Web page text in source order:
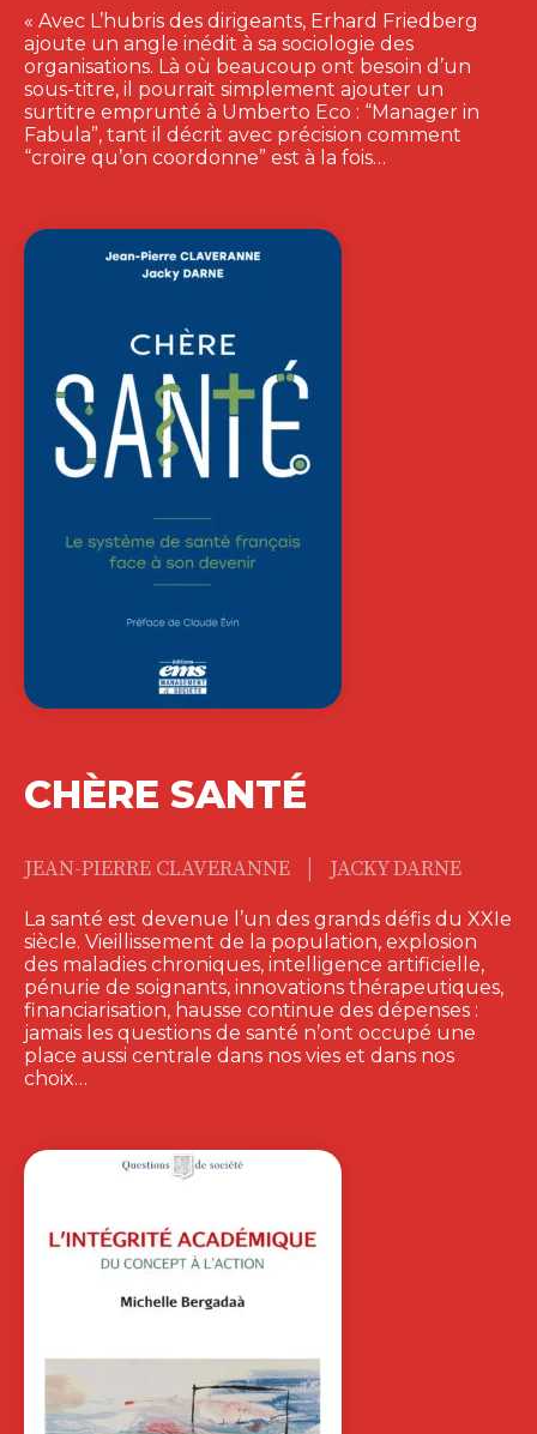
« Avec L’hubris des dirigeants, Erhard Friedberg
ajoute un angle inédit à sa sociologie des
organisations. Là où beaucoup ont besoin d’un
sous-titre, il pourrait simplement ajouter un
surtitre emprunté à Umberto Eco : “Manager in
Fabula”, tant il décrit avec précision comment
“croire qu’on coordonne” est à la fois…
CHÈRE SANTÉ
JEAN-PIERRE CLAVERANNE | JACKY DARNE
La santé est devenue l’un des grands défis du XXIe
siècle. Vieillissement de la population, explosion
des maladies chroniques, intelligence artificielle,
pénurie de soignants, innovations thérapeutiques,
financiarisation, hausse continue des dépenses :
jamais les questions de santé n’ont occupé une
place aussi centrale dans nos vies et dans nos
choix…